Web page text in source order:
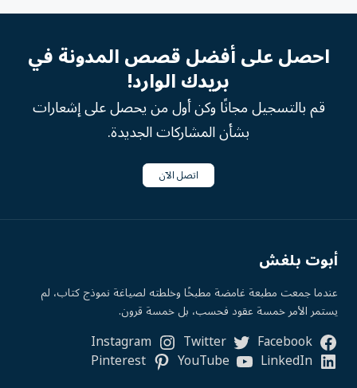
احصل على أفضل قصص المدونة في
بريدك الوارد!
قم بالتسجيل مجانًا وكن أول من يحصل على إشعارات
بشأن المشاركات الجديدة.
اتصل الآن
أبوت بلغش
عندما جمعت مطبعة غامضة مطبخًا وخلطته لصياغة نموذج كتاب، لم
يستمر الأمر خمسة عقود فحسب، بل خمسة قرون.
Facebook
Twitter
Instagram
LinkedIn
YouTube
Pinterest